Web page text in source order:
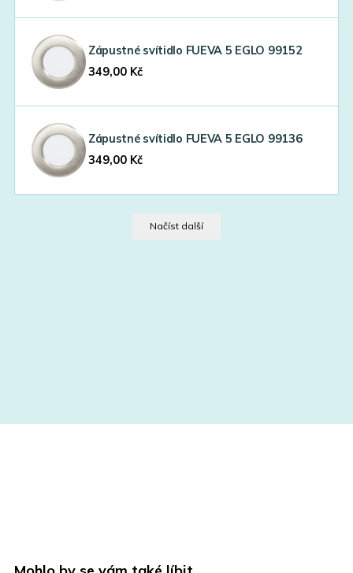
Zápustné svítidlo FUEVA 5 EGLO 99152
349,00 Kč
Zápustné svítidlo FUEVA 5 EGLO 99136
349,00 Kč
Načíst další